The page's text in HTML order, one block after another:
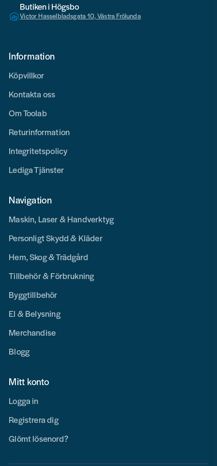
Butiken i Högsbo
Victor Hasselbladsgata 10, Västra Frölunda
Information
Köpvillkor
Kontakta oss
Om Toolab
Returinformation
Integritetspolicy
Lediga Tjänster
Navigation
Maskin, Laser & Handverktyg
Personligt Skydd & Kläder
Hem, Skog & Trädgård
Tillbehör & Förbrukning
Byggtillbehör
El & Belysning
Merchandise
Blogg
Mitt konto
Logga in
Registrera dig
Glömt lösenord?